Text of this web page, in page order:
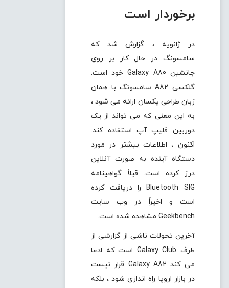
برخوردار است
در ژانویه ، گزارش شد که
سامسونگ در حال کار بر روی
جانشین Galaxy A80 خود است.
گلکسی A82 سامسونگ با همان
زبان طراحی یکسان ارائه می شود ،
به این معنی که می تواند از یک
دوربین فلیپ آپ استفاده کند.
اکنون ، اطلاعات بیشتر در مورد
دستگاه آینده به صورت آنلاین
درز کرده است. قبلاً گواهینامه
Bluetooth SIG را دریافت کرده
است و اخیراً در وب سایت
Geekbench مشاهده شده است.
آخرین تحولات ناشی از گزارشی از
طرف Galaxy Club است که ادعا
می کند Galaxy A82 قرار نیست
در بازار اروپا راه اندازی شود ، بلکه